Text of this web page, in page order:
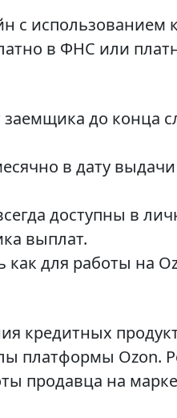
с
в ФНС или
заемщика до конца
в дату
доступны в
выплат.
для работы на
кредитных
платформы Ozon.
продавца на